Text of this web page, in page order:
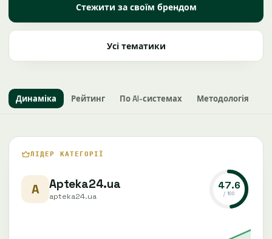
Стежити за своїм брендом
Усі тематики
Динаміка Рейтинг По AI-системах Методологія
ЛІДЕР КАТЕГОРІЇ
A Apteka24.ua
apteka24.ua
47.6
/ 100